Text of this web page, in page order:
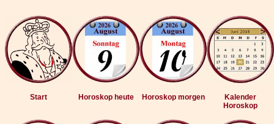
Start Horoskop heute Horoskop morgen
Kalender
Horoskop